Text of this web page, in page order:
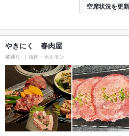
空席状況を更
やきにく 春肉屋
橘通り 焼肉・ホルモン